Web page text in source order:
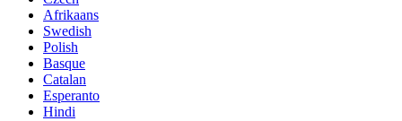
Afrikaans
Swedish
Polish
Basque
Catalan
Esperanto
Hindi